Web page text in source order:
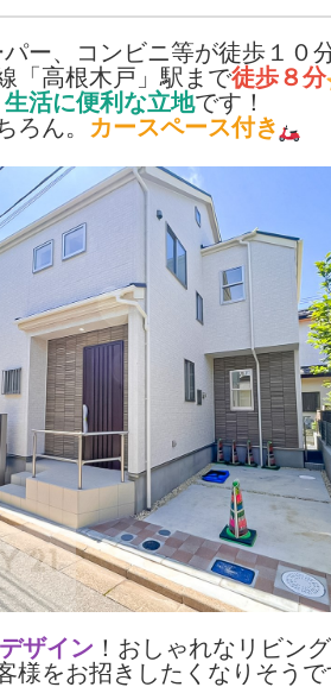
ー、コンビニ等が徒歩１０
「高根木戸」駅まで徒歩８分
生活に便利な立地です！
ろん。 カースペース付き
ザイン ！おしゃれなリビン
様をお招きしたくなりそうで